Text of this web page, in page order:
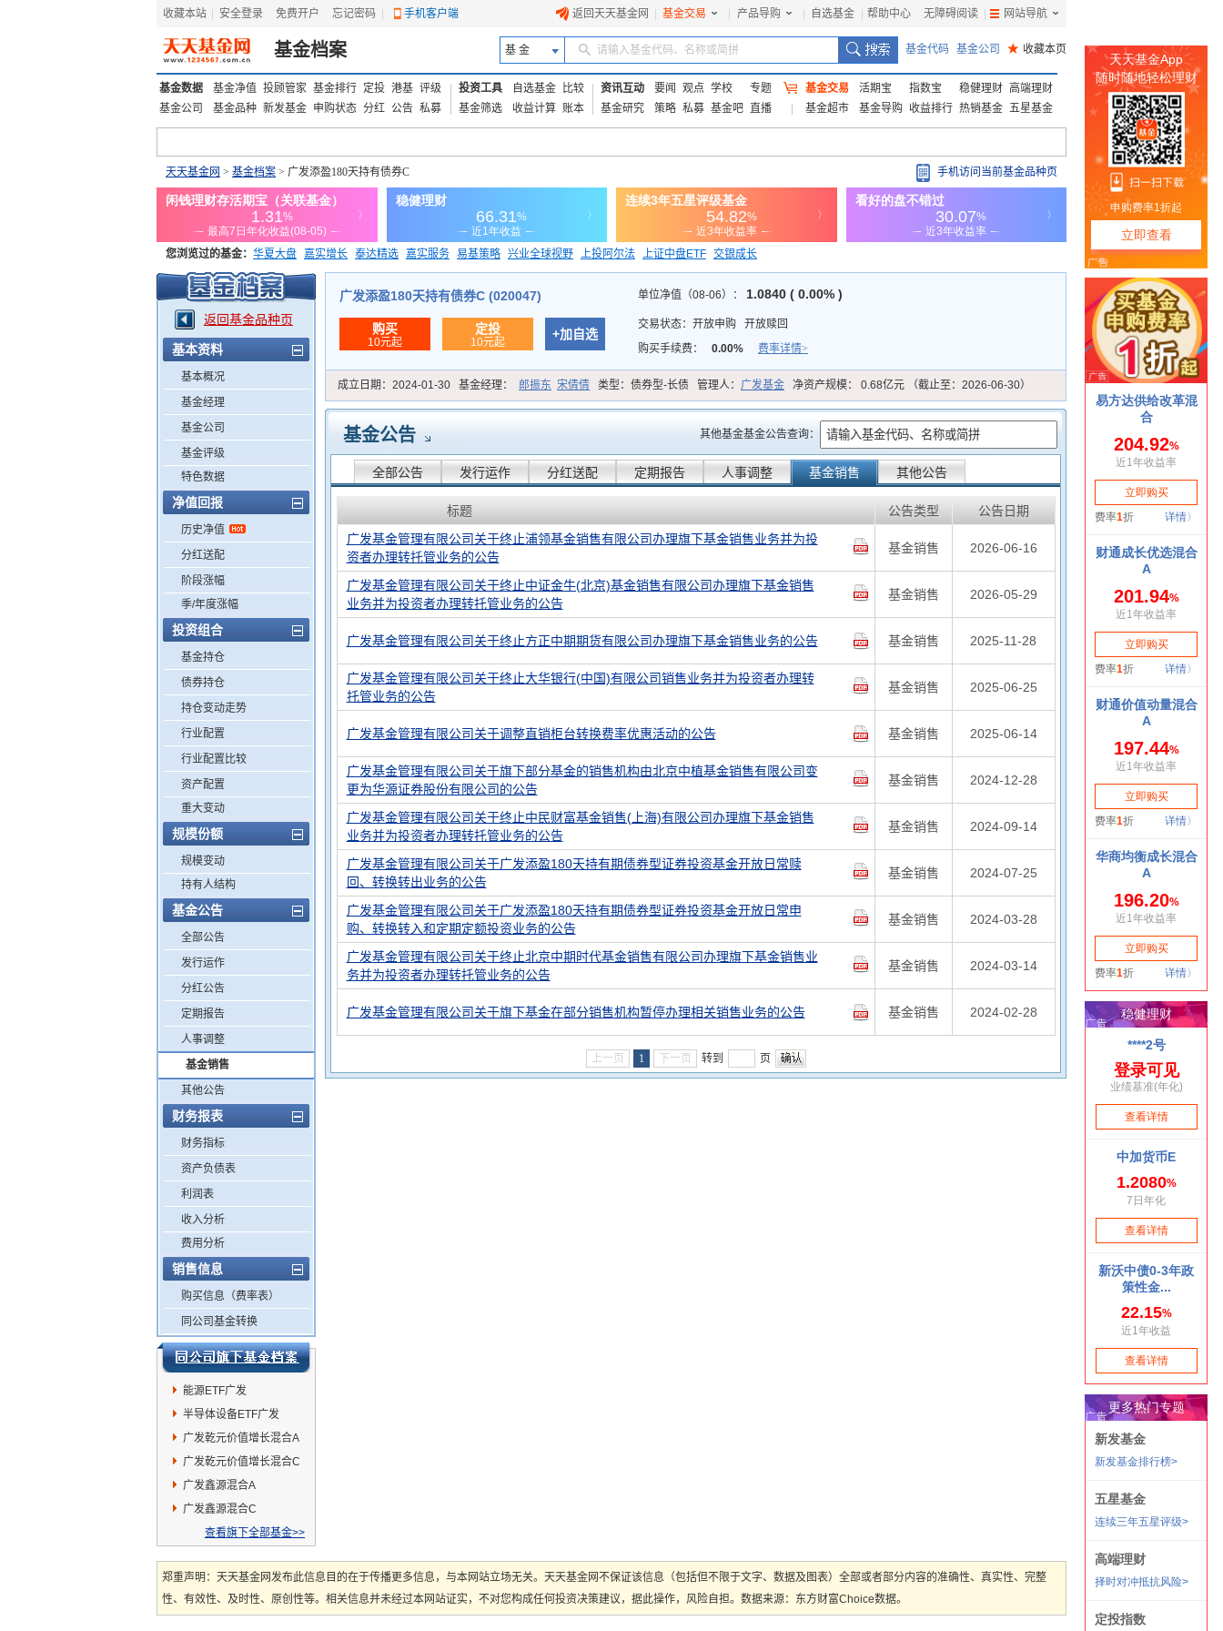
收藏本站 安全登录 免费开户 忘记密码 手机客户端 返回天天基金网 基金交易 产品导购 自选基金 帮助中心 无障碍阅读 网站导航
基金档案 基 金 请输入基金代码、名称或简拼 基金代码 基金公司 ★ 收藏本页
基金数据 基金净值 投顾管家 基金排行 定投 港基 评级
基金公司
基金品种 新发基金 申购状态 分红 公告 私募
投资工具 自选基金
比较
基金筛选
收益计算 账本
资讯互动 要闻 观点 学校
专题
基金研究
策略 私募 基金吧 直播
基金交易 活期宝 指数宝 稳健理财 高端理财
基金超市
基金导购 收益排行 热销基金 五星基金
天天基金网 > 基金档案 > 广发添盈180天持有债券C 手机访问当前基金品种页
您浏览过的基金： 华夏大盘 嘉实增长 泰达精选 嘉实服务 易基策略 兴业全球视野 上投阿尔法 上证中盘ETF 交银成长
添富优势 华安宏利 上证180价值ETF
返回基金品种页
基本资料
基本概况
基金经理
基金公司
基金评级
特色数据
净值回报
历史净值
分红送配
阶段涨幅
季/年度涨幅
投资组合
基金持仓
债券持仓
持仓变动走势
行业配置
行业配置比较
资产配置
重大变动
规模份额
规模变动
持有人结构
基金公告
全部公告
发行运作
分红公告
定期报告
人事调整
基金销售
其他公告
财务报表
财务指标
资产负债表
利润表
收入分析
费用分析
销售信息
购买信息（费率表）
同公司基金转换
能源ETF广发
半导体设备ETF广发
广发乾元价值增长混合A
广发乾元价值增长混合C
广发鑫源混合A
广发鑫源混合C
查看旗下全部基金>>
广发添盈180天持有债券C (020047)
购买
10元起
定投
10元起
+加自选
单位净值（08-06）： 1.0840 ( 0.00% )
交易状态： 开放申购
开放赎回
购买手续费：
0.00% 费率详情>
成立日期： 2024-01-30 基金经理： 郎振东 宋倩倩 类型： 债券型-长债 管理人： 广发基金 净资产规模： 0.68亿元 （截止至：2026-06-30）
基金公告 其他基金基金公告查询：
全部公告 发行运作 分红送配 定期报告 人事调整 基金销售 其他公告
标题 公告类型
公告日期
广发基金管理有限公司关于终止浦领基金销售有限公司办理旗下基金销售业务并为投
资者办理转托管业务的公告
基金销售 2026-06-16
广发基金管理有限公司关于终止中证金牛(北京)基金销售有限公司办理旗下基金销售
业务并为投资者办理转托管业务的公告
基金销售 2026-05-29
广发基金管理有限公司关于终止方正中期期货有限公司办理旗下基金销售业务的公告 基金销售 2025-11-28
广发基金管理有限公司关于终止大华银行(中国)有限公司销售业务并为投资者办理转
托管业务的公告
基金销售 2025-06-25
广发基金管理有限公司关于调整直销柜台转换费率优惠活动的公告 基金销售 2025-06-14
广发基金管理有限公司关于旗下部分基金的销售机构由北京中植基金销售有限公司变
更为华源证券股份有限公司的公告
基金销售 2024-12-28
广发基金管理有限公司关于终止中民财富基金销售(上海)有限公司办理旗下基金销售
业务并为投资者办理转托管业务的公告
基金销售 2024-09-14
广发基金管理有限公司关于广发添盈180天持有期债券型证券投资基金开放日常赎
回、转换转出业务的公告
基金销售 2024-07-25
广发基金管理有限公司关于广发添盈180天持有期债券型证券投资基金开放日常申
购、转换转入和定期定额投资业务的公告
基金销售 2024-03-28
广发基金管理有限公司关于终止北京中期时代基金销售有限公司办理旗下基金销售业
务并为投资者办理转托管业务的公告
基金销售 2024-03-14
广发基金管理有限公司关于旗下基金在部分销售机构暂停办理相关销售业务的公告 基金销售 2024-02-28
上一页 1 下一页 转到 页
郑重声明：天天基金网发布此信息目的在于传播更多信息，与本网站立场无关。天天基金网不保证该信息（包括但不限于文字、数据及图表）全部或者部分内容的准确性、真实性、完整
性、有效性、及时性、原创性等。相关信息并未经过本网站证实，不对您构成任何投资决策建议，据此操作，风险自担。数据来源：东方财富Choice数据。